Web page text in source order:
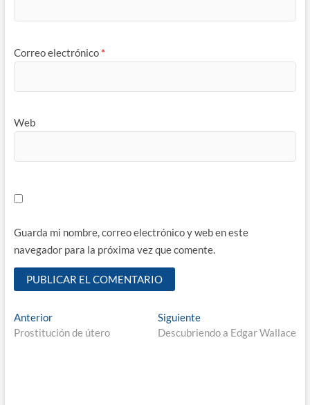
Correo electrónico *
Web
Guarda mi nombre, correo electrónico y web en este
navegador para la próxima vez que comente.
Navegación
de
AnteriorEntrada
anterior:
Prostitución de útero
SiguienteEntrada
siguiente:
Descubriendo a Edgar Wallace